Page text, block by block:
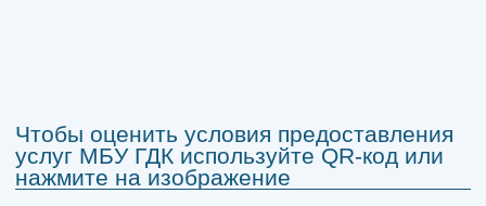
Чтобы оценить условия предоставления
услуг МБУ ГДК используйте QR-код или
нажмите на изображение